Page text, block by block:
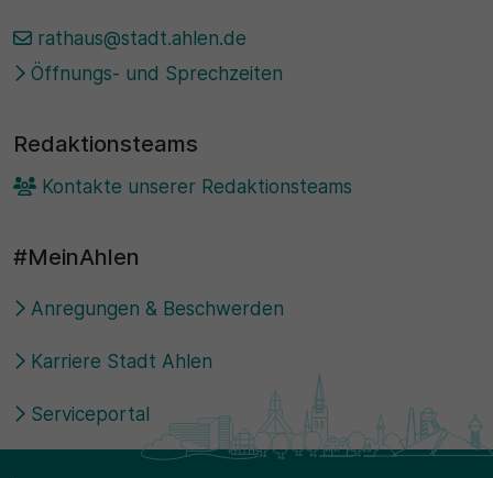
rathaus@stadt.ahlen.de
Öffnungs- und Sprechzeiten
Redaktionsteams
Kontakte unserer Redaktionsteams
#MeinAhlen
Anregungen & Beschwerden
Karriere Stadt Ahlen
Serviceportal